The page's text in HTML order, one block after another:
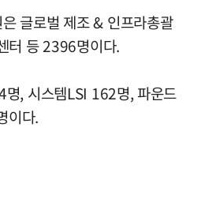
글로벌 제조 & 인프라총괄
터 등 2396명이다.
, 시스템LSI 162명, 파운드
이다.